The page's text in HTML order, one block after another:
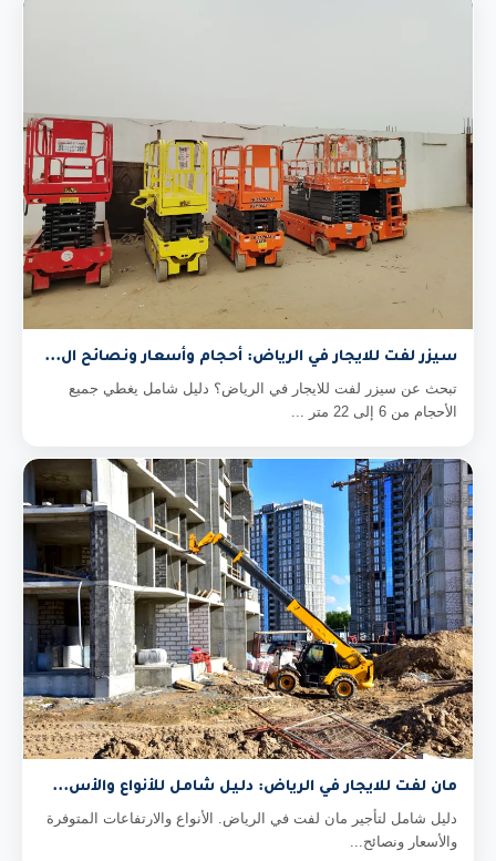
سيزر لفت للايجار في الرياض: أحجام وأسعار ونصائح ال...
تبحث عن سيزر لفت للايجار في الرياض؟ دليل شامل يغطي جميع
الأحجام من 6 إلى 22 متر ...
مان لفت للايجار في الرياض: دليل شامل للأنواع والأس...
دليل شامل لتأجير مان لفت في الرياض. الأنواع والارتفاعات المتوفرة
والأسعار ونصائح...